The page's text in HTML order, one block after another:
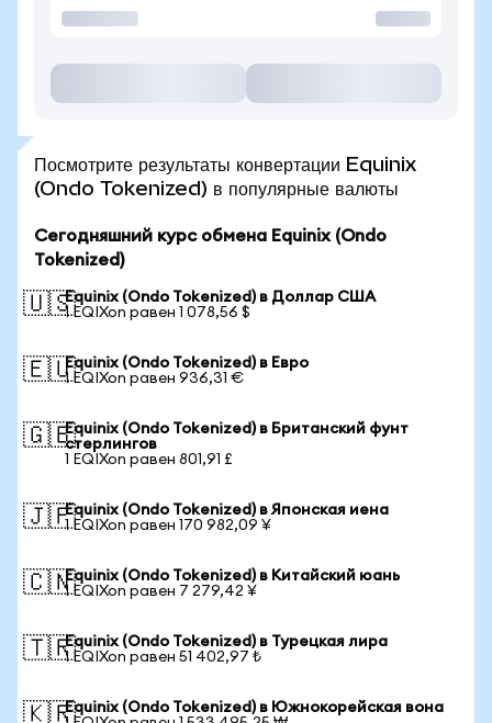
Посмотрите результаты конвертации Equinix
(Ondo Tokenized) в популярные валюты
Сегодняшний курс обмена Equinix (Ondo
Tokenized)
🇺🇸Equinix (Ondo Tokenized) в Доллар США
1 EQIXon равен 1 078,56 $
🇪🇺Equinix (Ondo Tokenized) в Евро
1 EQIXon равен 936,31 €
🇬🇧Equinix (Ondo Tokenized) в Британский фунт
стерлингов
1 EQIXon равен 801,91 £
🇯🇵Equinix (Ondo Tokenized) в Японская иена
1 EQIXon равен 170 982,09 ¥
🇨🇳Equinix (Ondo Tokenized) в Китайский юань
1 EQIXon равен 7 279,42 ¥
🇹🇷Equinix (Ondo Tokenized) в Турецкая лира
1 EQIXon равен 51 402,97 ₺
🇰🇷Equinix (Ondo Tokenized) в Южнокорейская вона